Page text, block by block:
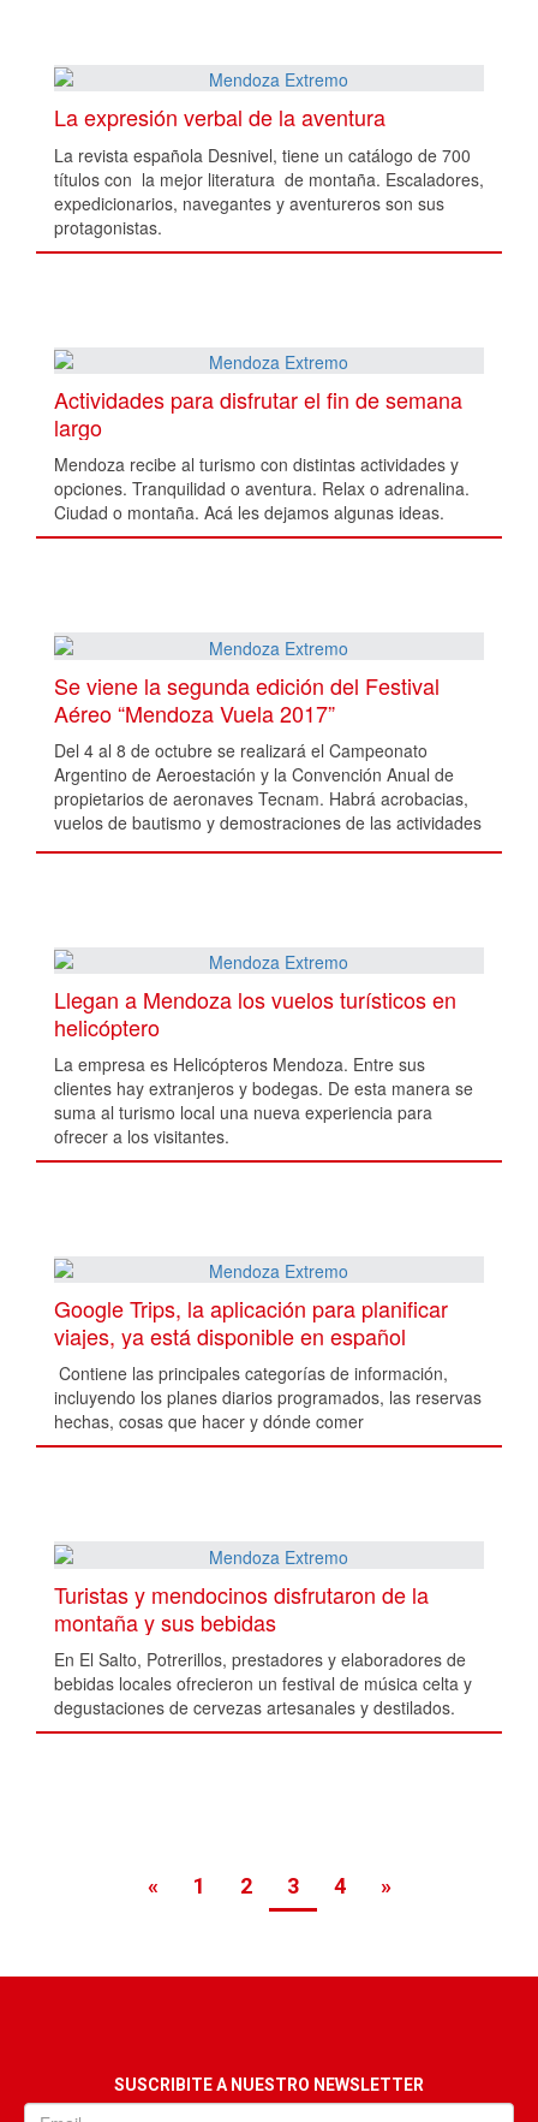
La expresión verbal de la aventura
La revista española Desnivel, tiene un catálogo de 700
títulos con la mejor literatura de montaña. Escaladores,
expedicionarios, navegantes y aventureros son sus
protagonistas.
Actividades para disfrutar el fin de semana
largo
Mendoza recibe al turismo con distintas actividades y
opciones. Tranquilidad o aventura. Relax o adrenalina.
Ciudad o montaña. Acá les dejamos algunas ideas.
Se viene la segunda edición del Festival
Aéreo “Mendoza Vuela 2017”
Del 4 al 8 de octubre se realizará el Campeonato
Argentino de Aeroestación y la Convención Anual de
propietarios de aeronaves Tecnam. Habrá acrobacias,
vuelos de bautismo y demostraciones de las actividades
aeronáuticas.
Llegan a Mendoza los vuelos turísticos en
helicóptero
La empresa es Helicópteros Mendoza. Entre sus
clientes hay extranjeros y bodegas. De esta manera se
suma al turismo local una nueva experiencia para
ofrecer a los visitantes.
Google Trips, la aplicación para planificar
viajes, ya está disponible en español
Contiene las principales categorías de información,
incluyendo los planes diarios programados, las reservas
hechas, cosas que hacer y dónde comer
Turistas y mendocinos disfrutaron de la
montaña y sus bebidas
En El Salto, Potrerillos, prestadores y elaboradores de
bebidas locales ofrecieron un festival de música celta y
degustaciones de cervezas artesanales y destilados.
« 1 2 3 4 »
SUSCRIBITE A NUESTRO NEWSLETTER